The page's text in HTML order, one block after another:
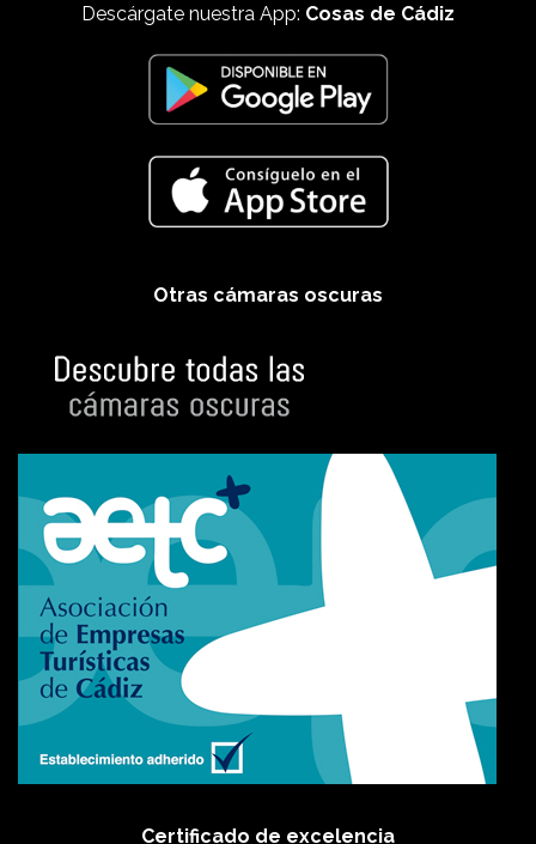
Descárgate nuestra App: Cosas de Cádiz
Otras cámaras oscuras
Certificado de excelencia